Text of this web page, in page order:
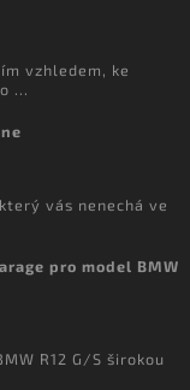
vzhledem, ke
...
vás nenechá ve
pro model BMW
R12 G/S širokou